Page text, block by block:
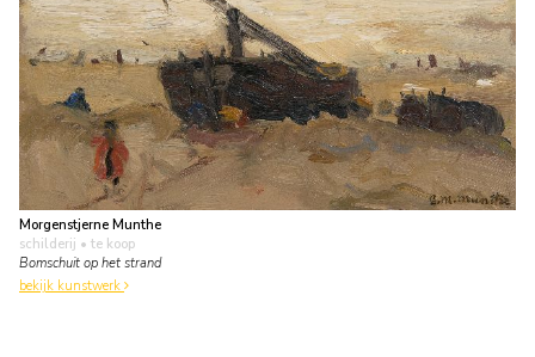
Morgenstjerne Munthe
schilderij • te koop
Bomschuit op het strand
bekijk kunstwerk